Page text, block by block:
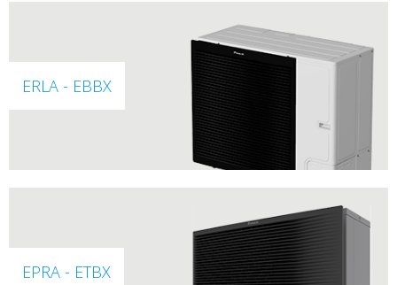
ERLA - EBBX
EPRA - ETBX